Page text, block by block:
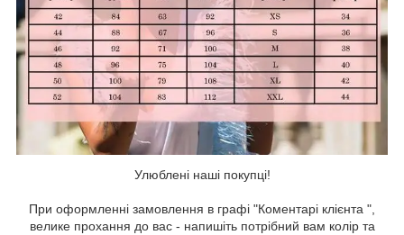
Улюблені наші покупці!
При оформленні замовлення в графі "Коментарі клієнта ",
велике прохання до вас - напишіть потрібний вам колір та